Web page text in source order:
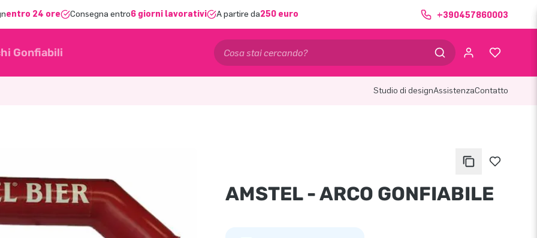
entro 24 ore Consegna entro6 giorni lavorativi A partire da250 euro +390457860003
Gonfiabili
Studio di designAssistenzaContatto
AMSTEL - ARCO GONFIABILE